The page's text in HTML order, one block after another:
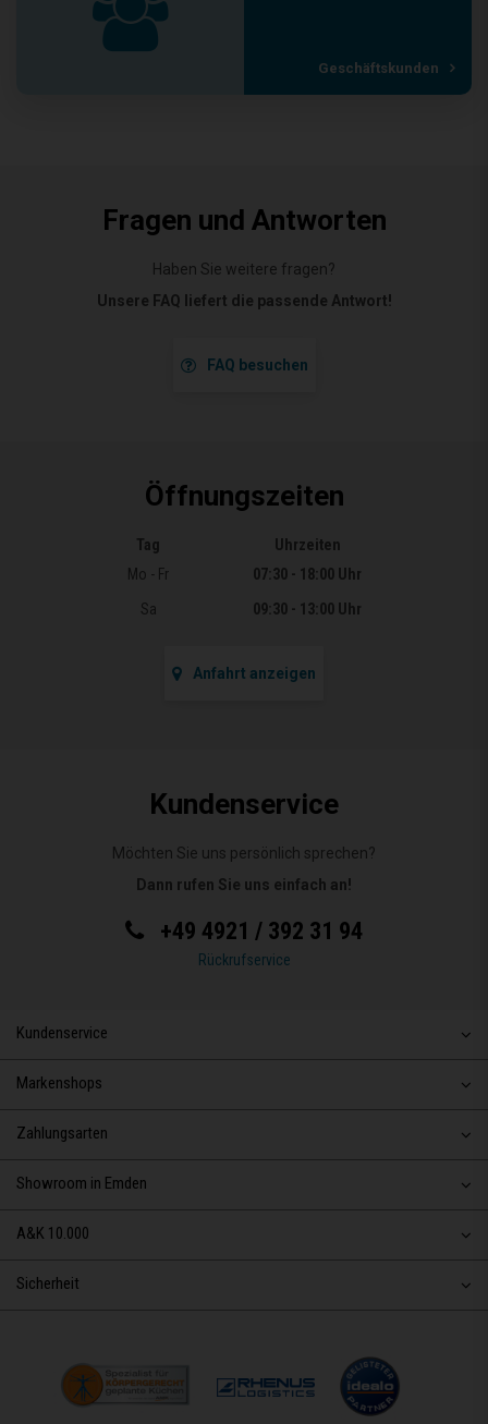
Geschäftskunden
Fragen und Antworten
Haben Sie weitere fragen?
Unsere FAQ liefert die passende Antwort!
FAQ besuchen
Öffnungszeiten
Öffnungszeiten
Tag
Uhrzeiten
Mo - Fr
07:30 - 18:00 Uhr
Sa
09:30 - 13:00 Uhr
Anfahrt anzeigen
Kundenservice
Möchten Sie uns persönlich sprechen?
Dann rufen Sie uns einfach an!
+49 4921 / 392 31 94
Rückrufservice
Kundenservice
Markenshops
Zahlungsarten
Showroom in Emden
A&K 10.000
Sicherheit